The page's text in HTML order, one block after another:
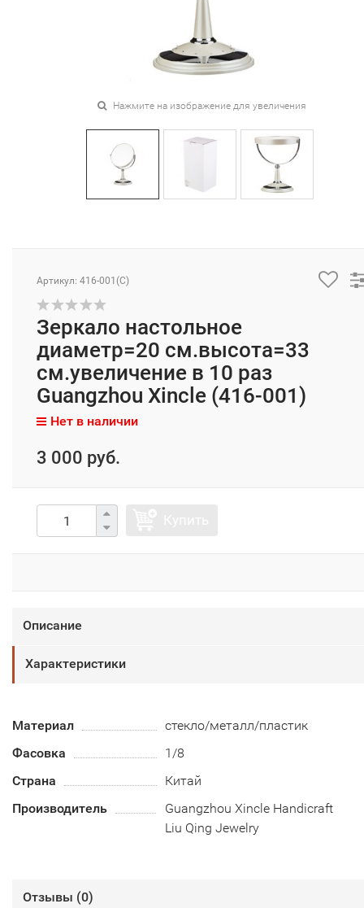
Нажмите на изображение для увеличения
Артикул: 416-001(C)
Зеркало настольное
диаметр=20 см.высота=33
см.увеличение в 10 раз
Guangzhou Xincle (416-001)
Нет в наличии
3 000 руб.
Описание
Характеристики
Материал
стекло/металл/пластик
Фасовка
1/8
Страна
Китай
Производитель
Guangzhou Xincle Handicraft
Liu Qing Jewelry
Отзывы (0)